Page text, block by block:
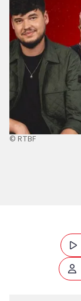
© RTBF